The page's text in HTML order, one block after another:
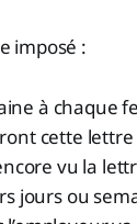
imposé :
à chaque
cette
vu la
jours ou